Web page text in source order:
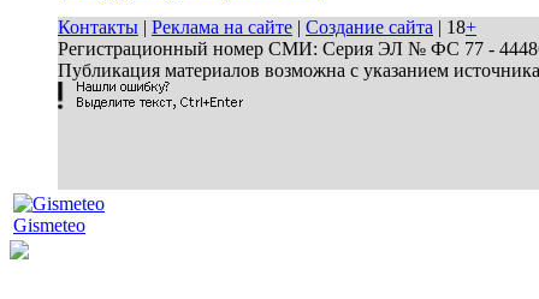
Контакты | Реклама на сайте | Создание сайта | 18+
Регистрационный номер СМИ: Серия ЭЛ № ФС 77 - 44486
Публикация материалов возможна с указанием
Gismeteo